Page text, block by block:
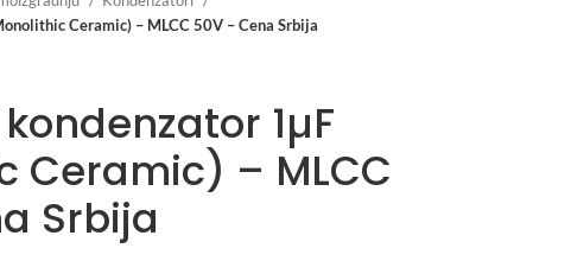
Ceramic) – MLCC 50V – Cena Srbija
1µF
Ceramic) – MLCC
Srbija